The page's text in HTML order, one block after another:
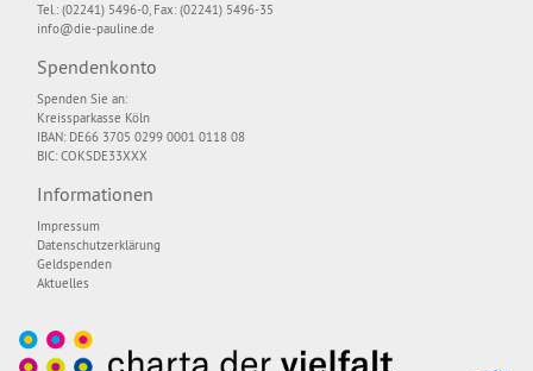
Tel.: (02241) 5496-0, Fax: (02241) 5496-35
info@die-pauline.de
Spendenkonto
Spenden Sie an:
Kreissparkasse Köln
IBAN: DE66 3705 0299 0001 0118 08
BIC: COKSDE33XXX
Informationen
Impressum
Datenschutzerklärung
Geldspenden
Aktuelles